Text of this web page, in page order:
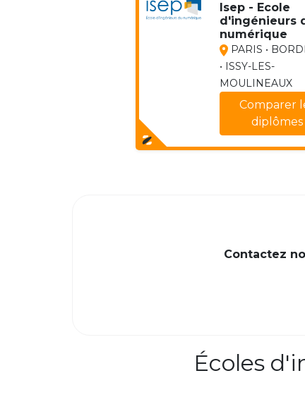
Isep - Ecole
d'ingénieurs
numérique
PARIS •
• ISSY-LES-
MOULINEAUX
Comparer
diplômes
Contactez
Écoles